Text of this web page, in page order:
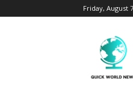
Friday, August